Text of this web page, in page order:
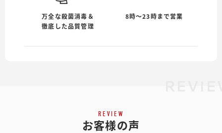
万全な殺菌消毒＆
徹底した品質管理
8時〜23時まで営業
REVIEW
お客様の声